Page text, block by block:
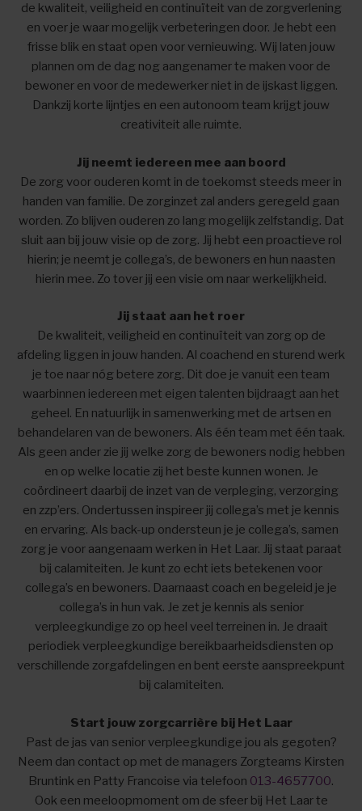
de kwaliteit, veiligheid en continuïteit van de zorgverlening
en voer je waar mogelijk verbeteringen door. Je hebt een
frisse blik en staat open voor vernieuwing. Wij laten jouw
plannen om de dag nog aangenamer te maken voor de
bewoner en voor de medewerker niet in de ijskast liggen.
Dankzij korte lijntjes en een autonoom team krijgt jouw
creativiteit alle ruimte.
Jij neemt iedereen mee aan boord
De zorg voor ouderen komt in de toekomst steeds meer in
handen van familie. De zorginzet zal anders geregeld gaan
worden. Zo blijven ouderen zo lang mogelijk zelfstandig. Dat
sluit aan bij jouw visie op de zorg. Jij hebt een proactieve rol
hierin; je neemt je collega’s, de bewoners en hun naasten
hierin mee. Zo tover jij een visie om naar werkelijkheid.
Jij staat aan het roer
De kwaliteit, veiligheid en continuïteit van zorg op de
afdeling liggen in jouw handen. Al coachend en sturend werk
je toe naar nóg betere zorg. Dit doe je vanuit een team
waarbinnen iedereen met eigen talenten bijdraagt aan het
geheel. En natuurlijk in samenwerking met de artsen en
behandelaren van de bewoners. Als één team met één taak.
Als geen ander zie jij welke zorg de bewoners nodig hebben
en op welke locatie zij het beste kunnen wonen. Je
coördineert daarbij de inzet van de verpleging, verzorging
en zzp’ers. Ondertussen inspireer jij collega’s met je kennis
en ervaring. Als back-up ondersteun je je collega’s, samen
zorg je voor aangenaam werken in Het Laar. Jij staat paraat
bij calamiteiten. Je kunt zo echt iets betekenen voor
collega’s en bewoners. Daarnaast coach en begeleid je je
collega’s in hun vak. Je zet je kennis als senior
verpleegkundige zo op heel veel terreinen in. Je draait
periodiek verpleegkundige bereikbaarheidsdiensten op
verschillende zorgafdelingen en bent eerste aanspreekpunt
bij calamiteiten.
Start jouw zorgcarrière bij Het Laar
Past de jas van senior verpleegkundige jou als gegoten?
Neem dan contact op met de managers Zorgteams Kirsten
Bruntink en Patty Francoise via telefoon 013-4657700.
Ook een meeloopmoment om de sfeer bij Het Laar te